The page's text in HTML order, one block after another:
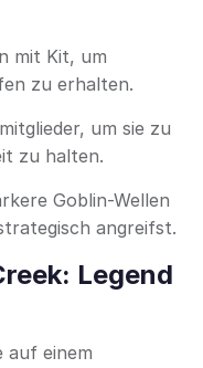
mit Kit, um
zu erhalten.
um sie zu
zu halten.
Goblin-Wellen
angreifst.
Legend
auf einem